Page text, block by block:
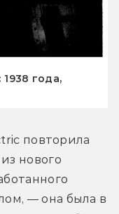
года,
повторила
нового
— она была в